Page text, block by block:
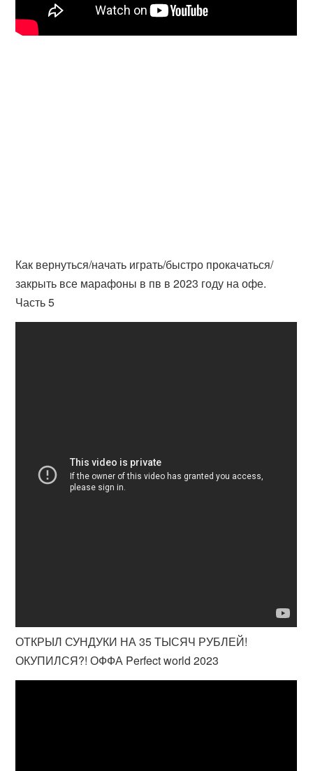
Как вернуться/начать играть/быстро прокачаться/
закрыть все марафоны в пв в 2023 году на офе.
Часть 5
ОТКРЫЛ СУНДУКИ НА 35 ТЫСЯЧ РУБЛЕЙ!
ОКУПИЛСЯ?! ОФФА Perfect world 2023